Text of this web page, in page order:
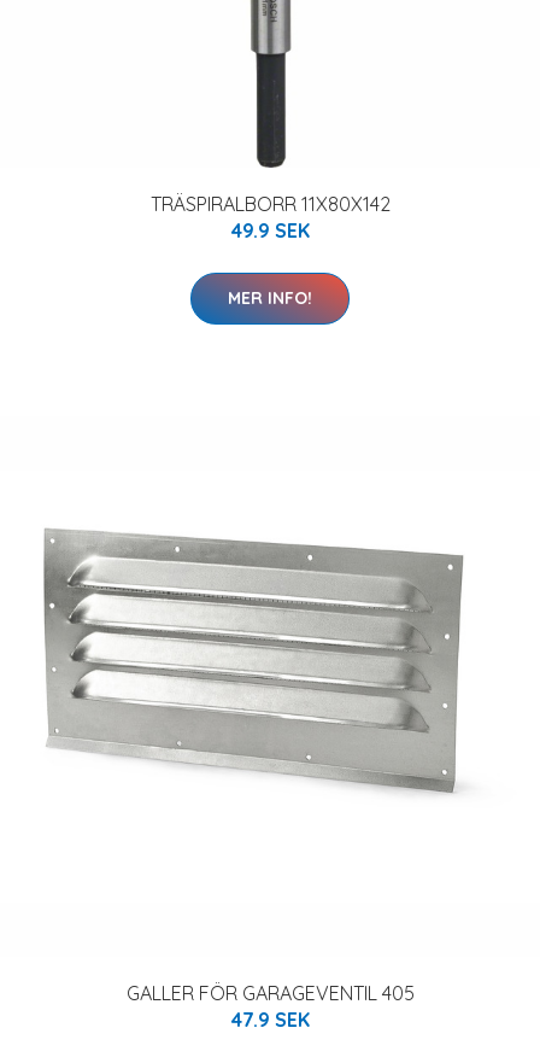
TRÄSPIRALBORR 11X80X142
49.9 SEK
MER INFO!
GALLER FÖR GARAGEVENTIL 405
47.9 SEK